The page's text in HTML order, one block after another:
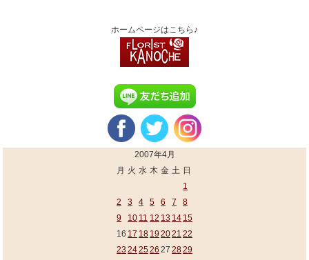
ホームページはこちら♪
2007年4月
月 火 水 木 金 土 日
1
2
3 4 5 6 7
8
9
10 11 12 13 14 15
16 17 18 19 2021 22
23 242526 27 2829